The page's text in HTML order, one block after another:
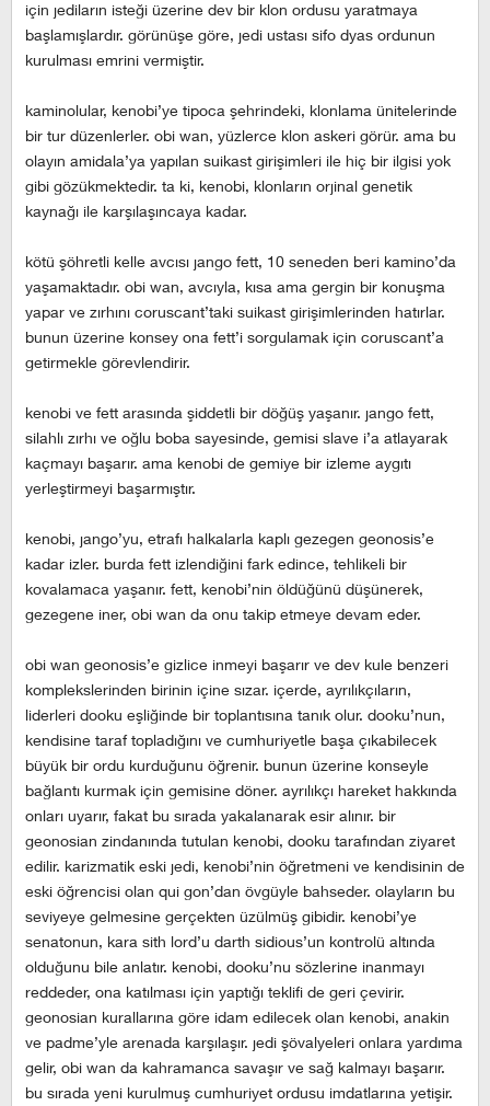
için jediların isteği üzerine dev bir klon ordusu yaratmaya
başlamışlardır. görünüşe göre, jedi ustası sifo dyas ordunun
kurulması emrini vermiştir.
kaminolular, kenobi’ye tipoca şehrindeki, klonlama ünitelerinde
bir tur düzenlerler. obi wan, yüzlerce klon askeri görür. ama bu
olayın amidala’ya yapılan suikast girişimleri ile hiç bir ilgisi yok
gibi gözükmektedir. ta ki, kenobi, klonların orjinal genetik
kaynağı ile karşılaşıncaya kadar.
kötü şöhretli kelle avcısı jango fett, 10 seneden beri kamino’da
yaşamaktadır. obi wan, avcıyla, kısa ama gergin bir konuşma
yapar ve zırhını coruscant’taki suikast girişimlerinden hatırlar.
bunun üzerine konsey ona fett’i sorgulamak için coruscant’a
getirmekle görevlendirir.
kenobi ve fett arasında şiddetli bir döğüş yaşanır. jango fett,
silahlı zırhı ve oğlu boba sayesinde, gemisi slave i’a atlayarak
kaçmayı başarır. ama kenobi de gemiye bir izleme aygıtı
yerleştirmeyi başarmıştır.
kenobi, jango’yu, etrafı halkalarla kaplı gezegen geonosis’e
kadar izler. burda fett izlendiğini fark edince, tehlikeli bir
kovalamaca yaşanır. fett, kenobi’nin öldüğünü düşünerek,
gezegene iner, obi wan da onu takip etmeye devam eder.
obi wan geonosis’e gizlice inmeyi başarır ve dev kule benzeri
komplekslerinden birinin içine sızar. içerde, ayrılıkçıların,
liderleri dooku eşliğinde bir toplantısına tanık olur. dooku’nun,
kendisine taraf topladığını ve cumhuriyetle başa çıkabilecek
büyük bir ordu kurduğunu öğrenir. bunun üzerine konseyle
bağlantı kurmak için gemisine döner. ayrılıkçı hareket hakkında
onları uyarır, fakat bu sırada yakalanarak esir alınır. bir
geonosian zindanında tutulan kenobi, dooku tarafından ziyaret
edilir. karizmatik eski jedi, kenobi’nin öğretmeni ve kendisinin de
eski öğrencisi olan qui gon’dan övgüyle bahseder. olayların bu
seviyeye gelmesine gerçekten üzülmüş gibidir. kenobi’ye
senatonun, kara sith lord’u darth sidious’un kontrolü altında
olduğunu bile anlatır. kenobi, dooku’nu sözlerine inanmayı
reddeder, ona katılması için yaptığı teklifi de geri çevirir.
geonosian kurallarına göre idam edilecek olan kenobi, anakin
ve padme’yle arenada karşılaşır. jedi şövalyeleri onlara yardıma
gelir, obi wan da kahramanca savaşır ve sağ kalmayı başarır.
bu sırada yeni kurulmuş cumhuriyet ordusu imdatlarına yetişir.